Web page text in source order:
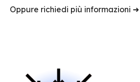
Oppure richiedi più informazioni ➜